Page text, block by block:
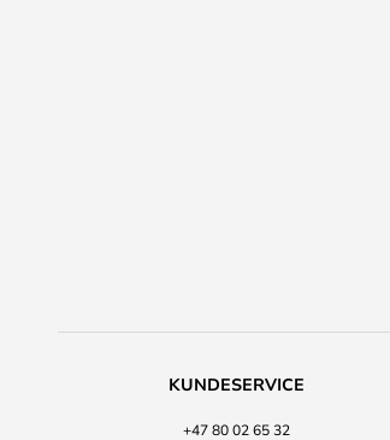
KUNDESERVICE
+47 80 02 65 32